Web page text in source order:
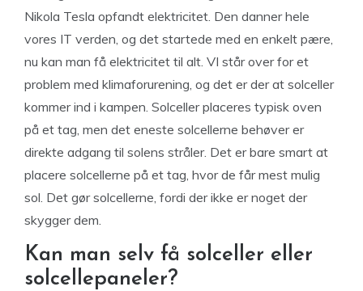
Nikola Tesla opfandt elektricitet. Den danner hele
vores IT verden, og det startede med en enkelt pære,
nu kan man få elektricitet til alt. VI står over for et
problem med klimaforurening, og det er der at solceller
kommer ind i kampen. Solceller placeres typisk oven
på et tag, men det eneste solcellerne behøver er
direkte adgang til solens stråler. Det er bare smart at
placere solcellerne på et tag, hvor de får mest mulig
sol. Det gør solcellerne, fordi der ikke er noget der
skygger dem.
Kan man selv få solceller eller
solcellepaneler?